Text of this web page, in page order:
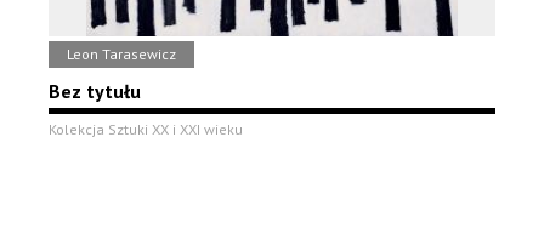
Leon Tarasewicz
Bez tytułu
Kolekcja Sztuki XX i XXI wieku